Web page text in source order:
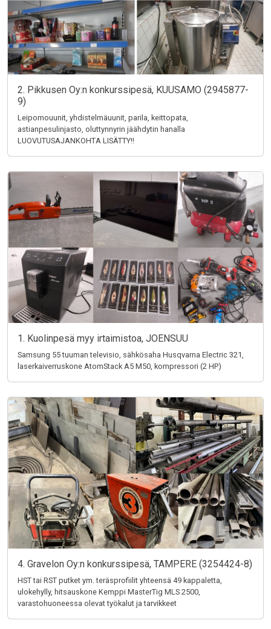
2. Pikkusen Oy:n konkurssipesä, KUUSAMO (2945877-
9)
Leipomouunit, yhdistelmäuunit, parila, keittopata,
astianpesulinjasto, oluttynnyrin jäähdytin hanalla
LUOVUTUSAJANKOHTA LISÄTTY!!
1. Kuolinpesä myy irtaimistoa, JOENSUU
Samsung 55 tuuman televisio, sähkösaha Husqvarna Electric 321,
laserkaiverruskone AtomStack A5 M50, kompressori (2 HP)
4. Gravelon Oy:n konkurssipesä, TAMPERE (3254424-8)
HST tai RST putket ym. teräsprofiilit yhteensä 49 kappaletta,
ulokehylly, hitsauskone Kemppi MasterTig MLS 2500,
varastohuoneessa olevat työkalut ja tarvikkeet